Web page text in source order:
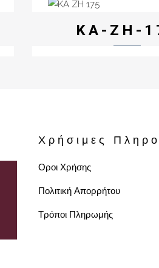
KA-ZH-
Χρήσιμες
Οροι Χρήσης
Πολιτική Απορρήτου
Τρόποι Πληρωμής